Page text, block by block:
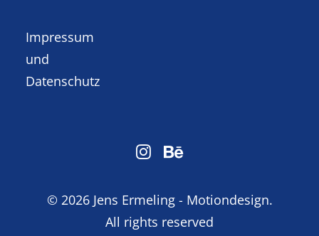
Impressum
und
Datenschutz
© 2026 Jens Ermeling - Motiondesign.
All rights reserved